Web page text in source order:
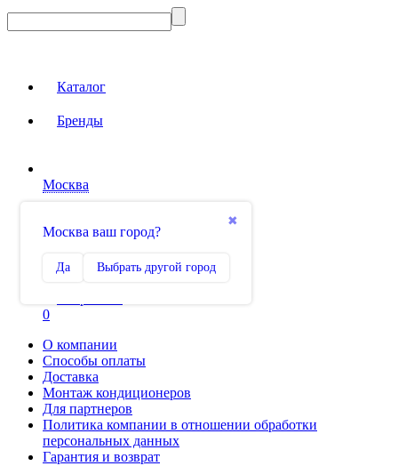
Каталог
Бренды
Москва
✖
Москва ваш город?
Да Выбрать другой город
Сравнение
0
О компании
Способы оплаты
Доставка
Монтаж кондиционеров
Для партнеров
Политика компании в отношении обработки
персональных данных
Гарантия и возврат